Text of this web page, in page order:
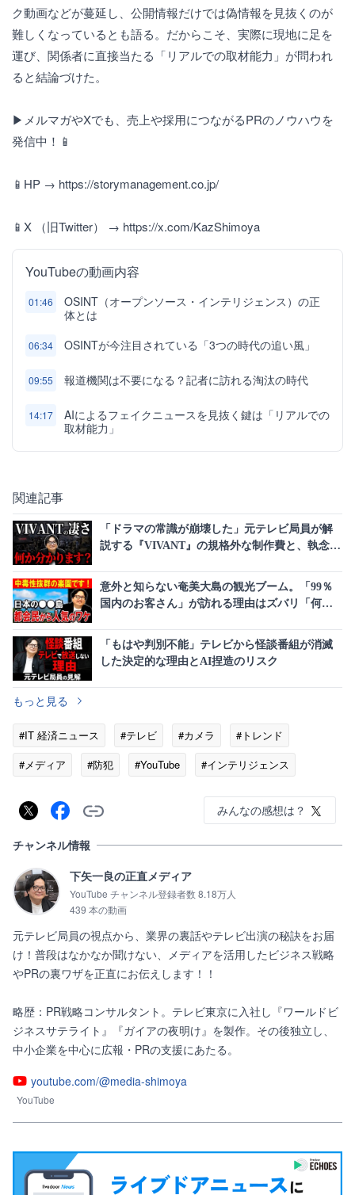
ク動画などが蔓延し、公開情報だけでは偽情報を見抜くのが
難しくなっているとも語る。だからこそ、実際に現地に足を
運び、関係者に直接当たる「リアルでの取材能力」が問われ
ると結論づけた。
▶メルマガやXでも、売上や採用につながるPRのノウハウを
発信中！📱
📱HP → https://storymanagement.co.jp/
📱X （旧Twitter） → https://x.com/KazShimoya
YouTubeの動画内容
01:46
OSINT（オープンソース・インテリジェンス）の正
体とは
06:34 OSINTが今注目されている「3つの時代の追い風」
09:55 報道機関は不要になる？記者に訪れる淘汰の時代
14:17
AIによるフェイクニュースを見抜く鍵は「リアルでの
取材能力」
関連記事
「ドラマの常識が崩壊した」元テレビ局員が解
説する『VIVANT』の規格外な制作費と、執念と
意外と知らない奄美大島の観光ブーム。「99％
国内のお客さん」が訪れる理由はズバリ「何も
「もはや判別不能」テレビから怪談番組が消滅
した決定的な理由とAI捏造のリスク
もっと見る
#IT 経済ニュース #テレビ #カメラ
#トレンド
#メディア
#防犯 #YouTube #インテリジェンス
みんなの感想は？
チャンネル情報
下矢一良の正直メディア
YouTube チャンネル登録者数 8.18万人
439 本の動画
元テレビ局員の視点から、業界の裏話やテレビ出演の秘訣をお届
け！普段はなかなか聞けない、メディアを活用したビジネス戦略
やPRの裏ワザを正直にお伝えします！！
略歴：PR戦略コンサルタント。テレビ東京に入社し『ワールドビ
ジネスサテライト』『ガイアの夜明け』を製作。その後独立し、
中小企業を中心に広報・PRの支援にあたる。
youtube.com/@media-shimoya
YouTube